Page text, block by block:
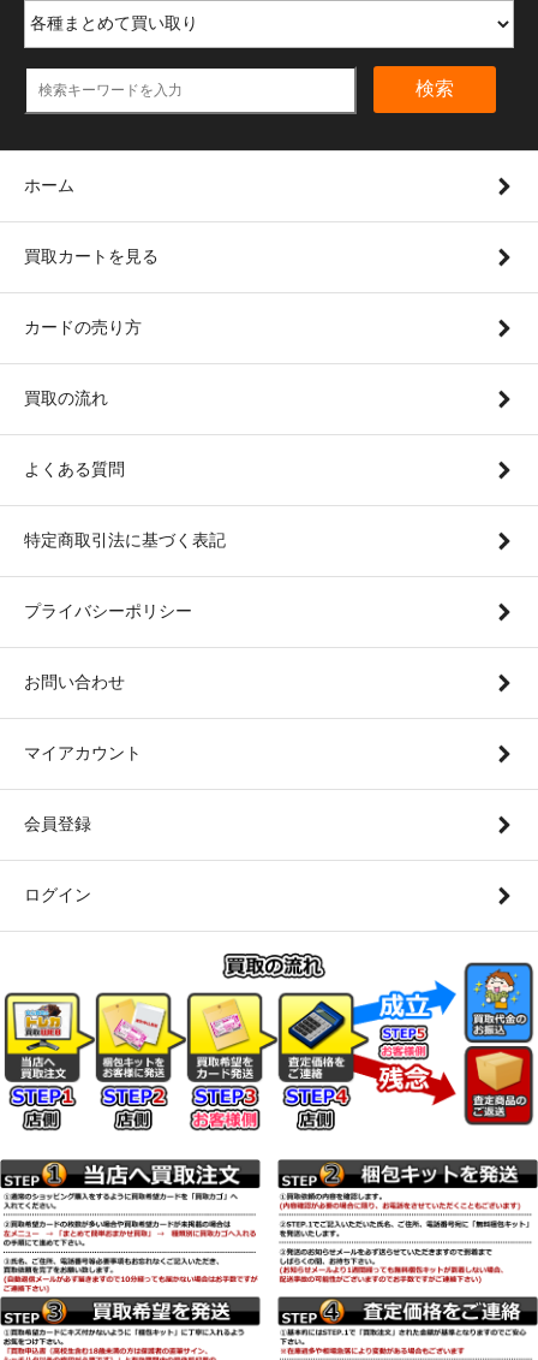
検索
ホーム
買取カートを見る
カードの売り方
買取の流れ
よくある質問
特定商取引法に基づく表記
プライバシーポリシー
お問い合わせ
マイアカウント
会員登録
ログイン